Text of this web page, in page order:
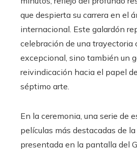
que despierta su carrera en el
internacional. Este galardón
celebración de una trayectoria
excepcional, sino también un
reivindicación hacia el papel
séptimo arte.
En la ceremonia, una serie de
películas más destacadas de
presentada en la pantalla del